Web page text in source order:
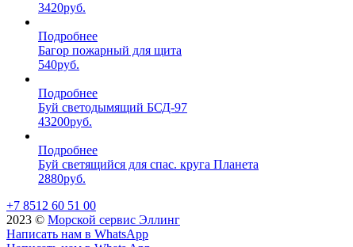
3420руб.
Подробнее
Багор пожарный для щита
540руб.
Подробнее
Буй светодымящий БСД-97
43200руб.
Подробнее
Буй светящийся для спас. круга Планета
2880руб.
+7 8512 60 51 00
2023 ©️ Морской сервис Эллинг
Написать нам в WhatsApp